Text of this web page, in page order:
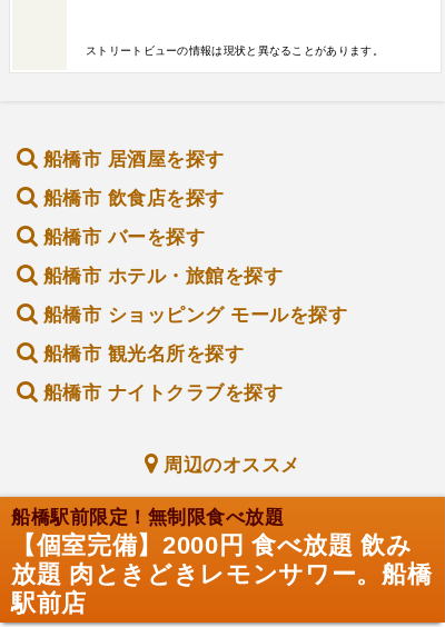
ストリートビューの情報は現状と異なることがあります。
船橋市 居酒屋を探す
船橋市 飲食店を探す
船橋市 バーを探す
船橋市 ホテル・旅館を探す
船橋市 ショッピング モールを探す
船橋市 観光名所を探す
船橋市 ナイトクラブを探す
周辺のオススメ
船橋駅前限定！無制限食べ放題
【個室完備】2000円 食べ放題 飲み
放題 肉ときどきレモンサワー。船橋
駅前店